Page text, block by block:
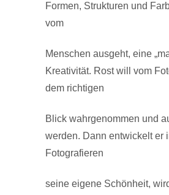
Formen, Strukturen und
vom
Menschen ausgeht, eine
Kreativität. Rost will vom
dem richtigen
Blick wahrgenommen und
werden. Dann entwickelt er
Fotografieren
seine eigene Schönheit,